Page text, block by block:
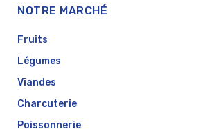
NOTRE MARCHÉ
Fruits
Légumes
Viandes
Charcuterie
Poissonnerie